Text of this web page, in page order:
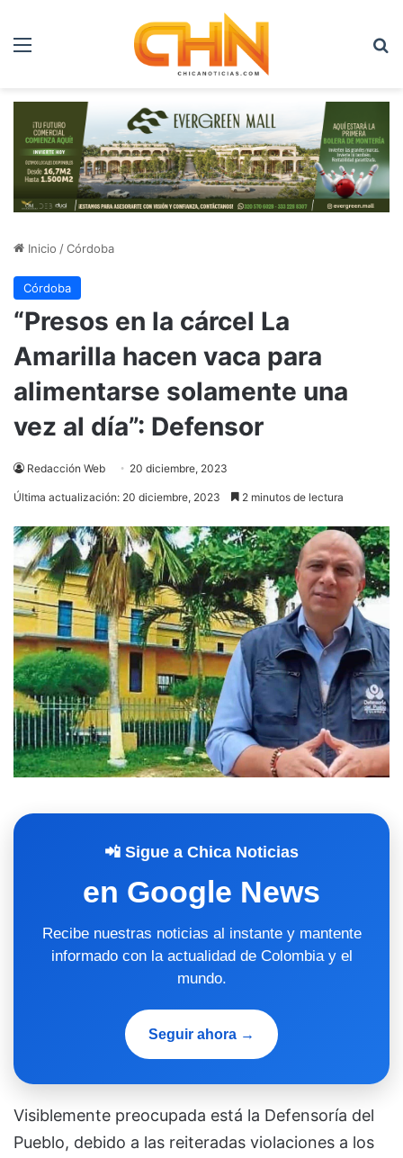
Menú
Inicio /Córdoba
Córdoba
“Presos en la cárcel La
Amarilla hacen vaca para
alimentarse solamente una
vez al día”: Defensor
Redacción Web 20 diciembre, 2023
Última actualización: 20 diciembre, 2023 2 minutos de lectura
📲 Sigue a Chica Noticias
en Google News
Recibe nuestras noticias al instante y mantente
informado con la actualidad de Colombia y el
mundo.
Seguir ahora →
Visiblemente preocupada está la Defensoría del
Pueblo, debido a las reiteradas violaciones a los